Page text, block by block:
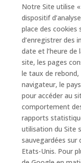
Notre Site utilise
dispositif
place des
d’enregistrer des
date et l’heure de
site, les pages
le taux de
navigateur, le
pour accéder au
comportement
rapports
utilisation du Site
sauvegardées sur
Etats-Unis. Pour